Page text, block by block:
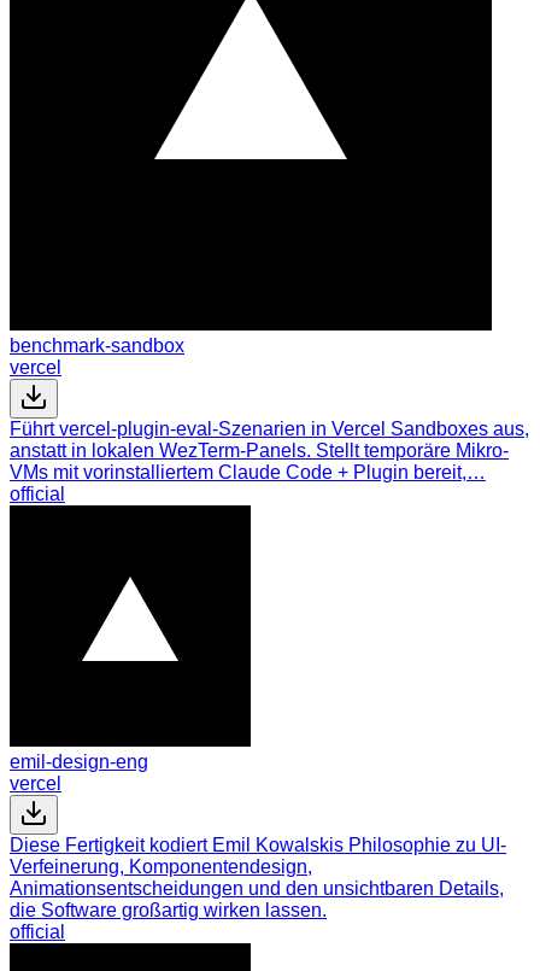
benchmark-sandbox
vercel
Führt vercel-plugin-eval-Szenarien in Vercel Sandboxes aus,
anstatt in lokalen WezTerm-Panels. Stellt temporäre Mikro-
VMs mit vorinstalliertem Claude Code + Plugin bereit,…
official
emil-design-eng
vercel
Diese Fertigkeit kodiert Emil Kowalskis Philosophie zu UI-
Verfeinerung, Komponentendesign,
Animationsentscheidungen und den unsichtbaren Details,
die Software großartig wirken lassen.
official